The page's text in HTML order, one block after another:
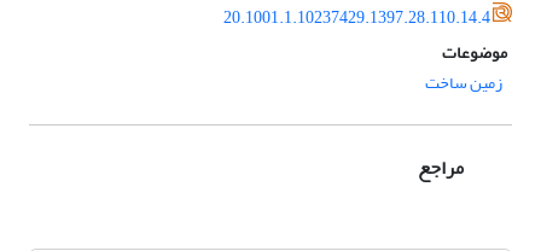
20.1001.1.10237429.1397.28.110.14.4
موضوعات
زمین ساخت
مراجع